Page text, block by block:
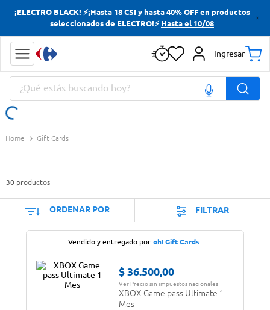
¡ELECTRO BLACK! ⚡¡Hasta 18 CSI y hasta 40% OFF en productos
seleccionados de ELECTRO!⚡ Hasta el 10/08
Ingresar
¿Qué estás buscando hoy?
Gift Cards
30 productos
ORDENAR POR FILTRAR
Vendido y entregado por oh! Gift Cards
$ 36.500,00
Ver Precio sin impuestos nacionales
XBOX Game pass Ultimate 1
Mes
Términos más buscados
Yerba
Doves
Términos más buscados
Yerba
Cerveza
Doves
Jabon Tocador